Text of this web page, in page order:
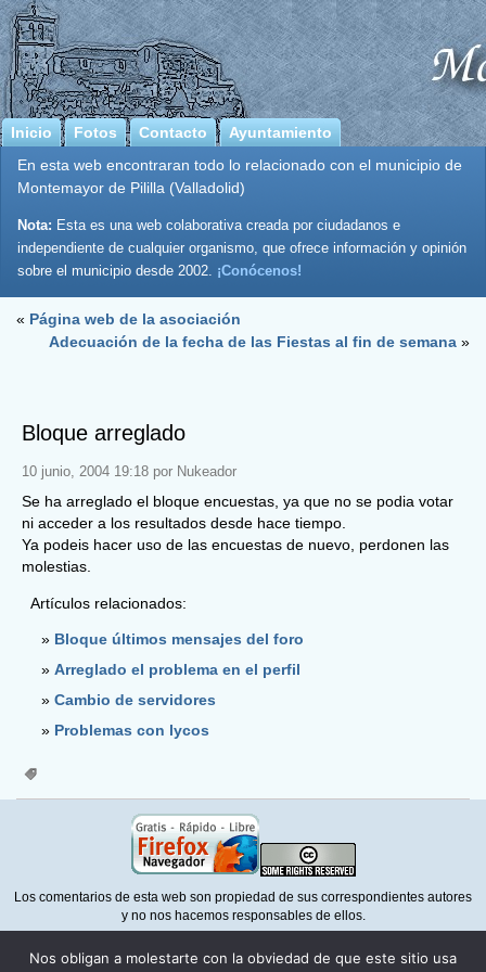
Inicio Fotos Contacto
Ayuntamiento
En esta web encontraran todo lo relacionado con el municipio de
Montemayor de Pililla (Valladolid)
Nota: Esta es una web colaborativa creada por ciudadanos e
independiente de cualquier organismo, que ofrece información y opinión
sobre el municipio desde 2002. ¡Conócenos!
« Página web de la asociación
Adecuación de la fecha de las Fiestas al fin de semana »
Bloque arreglado
10 junio, 2004 19:18 por Nukeador
Se ha arreglado el bloque encuestas, ya que no se podia votar
ni acceder a los resultados desde hace tiempo.
Ya podeis hacer uso de las encuestas de nuevo, perdonen las
molestias.
Artículos relacionados:
Bloque últimos mensajes del foro
Arreglado el problema en el perfil
Cambio de servidores
Problemas con lycos
Los comentarios de esta web son propiedad de sus correspondientes autores
y no nos hacemos responsables de ellos.
respete la normativa delW3CcomoMozilla Firefox
Nos obligan a molestarte con la obviedad de que este sitio usa